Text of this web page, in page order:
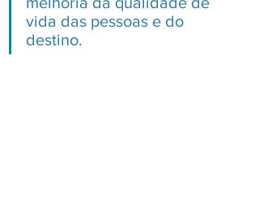
vida das pessoas e do
destino.